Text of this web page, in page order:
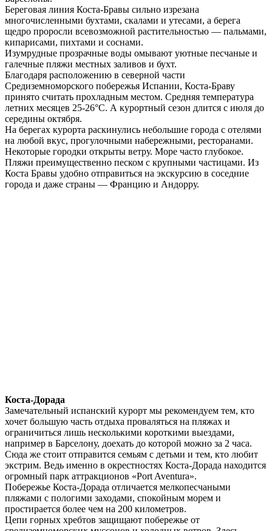
Береговая линия Коста-Бравы сильно изрезана
многочисленными бухтами, скалами и утесами, а берега
щедро проросли всевозможной растительностью — пальмами,
кипарисами, пихтами и соснами.
Изумрудные прозрачные воды омывают уютные песчаные и
галечные пляжи местных заливов и бухт.
Благодаря расположению в северной части
Средиземноморского побережья Испании, Коста-Браву
принято считать прохладным местом. Средняя температура
летних месяцев 25-26°С. А курортный сезон длится с июля до
середины октября.
На берегах курорта раскинулись небольшие города с отелями
на любой вкус, прогулочными набережными, ресторанами.
Некоторые городки открыты ветру. Море часто глубокое.
Пляжи преимущественно песком с крупными частицами. Из
Коста Бравы удобно отправиться на экскурсию в соседние
города и даже страны — Францию и Андорру.
Коста-Дорада
Замечательный испанский курорт мы рекомендуем тем, кто
хочет большую часть отдыха проваляться на пляжах и
ограничиться лишь несколькими короткими выездами,
например в Барселону, доехать до которой можно за 2 часа.
Сюда же стоит отправится семьям с детьми и тем, кто любит
экстрим. Ведь именно в окрестностях Коста-Дорада находится
огромный парк аттракционов «Port Aventura».
Побережье Коста-Дорада отличается мелкопесчаными
пляжами с пологими заходами, спокойным морем и
простирается более чем на 200 километров.
Цепи горных хребтов защищают побережье от